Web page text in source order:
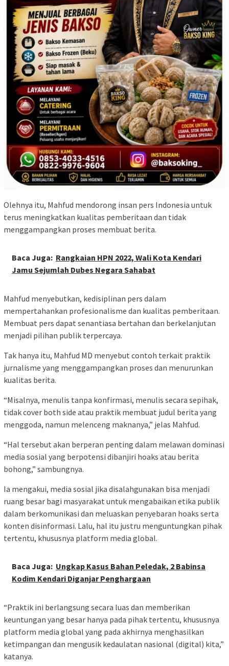
Olehnya itu, Mahfud mendorong insan pers Indonesia untuk
terus meningkatkan kualitas pemberitaan dan tidak
menggampangkan proses membuat berita.
Baca Juga: Rangkaian HPN 2022, Wali Kota Kendari
Jamu Sejumlah Dubes Negara Sahabat
Mahfud menyebutkan, kedisiplinan pers dalam
mempertahankan profesionalisme dan kualitas pemberitaan.
Membuat pers dapat senantiasa bertahan dan berkelanjutan
menjadi pilihan publik terpercaya.
Tak hanya itu, Mahfud MD menyebut contoh terkait praktik
jurnalisme yang menggampangkan proses dan menurunkan
kualitas berita.
“Misalnya, menulis tanpa konfirmasi, menulis secara sepihak,
tidak cover both side atau praktik membuat judul berita yang
menggoda, namun melenceng maknanya,” jelas Mahfud.
“Hal tersebut akan berperan penting dalam melawan dominasi
media sosial yang berpotensi dibanjiri hoaks atau berita
bohong,” sambungnya.
Ia mengakui, media sosial jika disalahgunakan bisa menjadi
ruang besar bagi masyarakat untuk mengabaikan etika publik
dalam berkomunikasi dan meluaskan penyebaran hoaks serta
konten disinformasi. Lalu, hal itu justru menguntungkan pihak
tertentu, khususnya platform media global.
Baca Juga: Ungkap Kasus Bahan Peledak, 2 Babinsa
Kodim Kendari Diganjar Penghargaan
“Praktik ini berlangsung secara luas dan memberikan
keuntungan yang besar hanya pada pihak tertentu, khususnya
platform media global yang pada akhirnya menghasilkan
ketimpangan dan mengusik kedaulatan nasional (digital) kita,”
katanya.